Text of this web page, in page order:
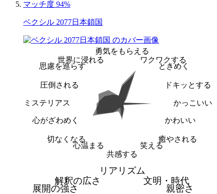
マッチ度 94%
ベクシル 2077日本鎖国
勇気をもらえる
ワクワクする
ときめく
ドキッとする
かっこいい
かわいい
癒やされる
笑える
共感する
心温まる
切なくなる
心がざわめく
ミステリアス
圧倒される
思慮を巡らす
世界に浸れる
リアリズム
文明・時代
親密さ
展開の強さ
解釈の広さ